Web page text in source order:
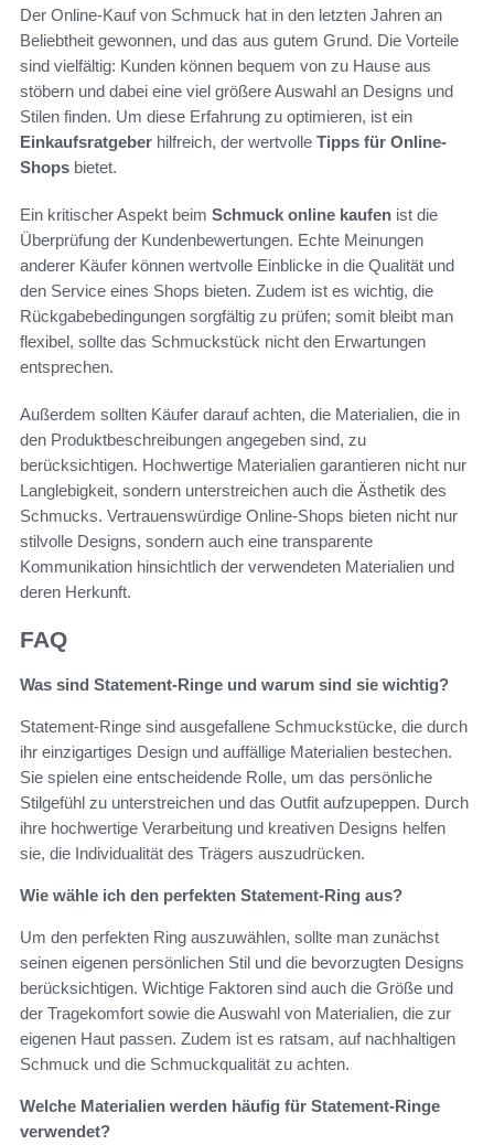
Der Online-Kauf von Schmuck hat in den letzten Jahren an
Beliebtheit gewonnen, und das aus gutem Grund. Die Vorteile
sind vielfältig: Kunden können bequem von zu Hause aus
stöbern und dabei eine viel größere Auswahl an Designs und
Stilen finden. Um diese Erfahrung zu optimieren, ist ein
Einkaufsratgeber hilfreich, der wertvolle Tipps für Online-
Shops bietet.
Ein kritischer Aspekt beim Schmuck online kaufen ist die
Überprüfung der Kundenbewertungen. Echte Meinungen
anderer Käufer können wertvolle Einblicke in die Qualität und
den Service eines Shops bieten. Zudem ist es wichtig, die
Rückgabebedingungen sorgfältig zu prüfen; somit bleibt man
flexibel, sollte das Schmuckstück nicht den Erwartungen
entsprechen.
Außerdem sollten Käufer darauf achten, die Materialien, die in
den Produktbeschreibungen angegeben sind, zu
berücksichtigen. Hochwertige Materialien garantieren nicht nur
Langlebigkeit, sondern unterstreichen auch die Ästhetik des
Schmucks. Vertrauenswürdige Online-Shops bieten nicht nur
stilvolle Designs, sondern auch eine transparente
Kommunikation hinsichtlich der verwendeten Materialien und
deren Herkunft.
FAQ
Was sind Statement-Ringe und warum sind sie wichtig?
Statement-Ringe sind ausgefallene Schmuckstücke, die durch
ihr einzigartiges Design und auffällige Materialien bestechen.
Sie spielen eine entscheidende Rolle, um das persönliche
Stilgefühl zu unterstreichen und das Outfit aufzupeppen. Durch
ihre hochwertige Verarbeitung und kreativen Designs helfen
sie, die Individualität des Trägers auszudrücken.
Wie wähle ich den perfekten Statement-Ring aus?
Um den perfekten Ring auszuwählen, sollte man zunächst
seinen eigenen persönlichen Stil und die bevorzugten Designs
berücksichtigen. Wichtige Faktoren sind auch die Größe und
der Tragekomfort sowie die Auswahl von Materialien, die zur
eigenen Haut passen. Zudem ist es ratsam, auf nachhaltigen
Schmuck und die Schmuckqualität zu achten.
Welche Materialien werden häufig für Statement-Ringe
verwendet?